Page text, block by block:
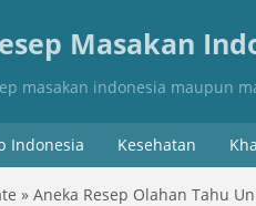
Masakan
masakan indonesia maupun
Indonesia
Asinan
Kesehatan
» Aneka Resep Olahan Tahu